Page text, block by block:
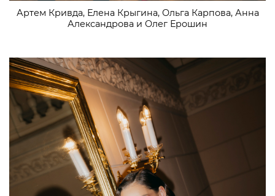
Артем Кривда, Елена Крыгина, Ольга Карпова, Анна
Александрова и Олег Ерошин